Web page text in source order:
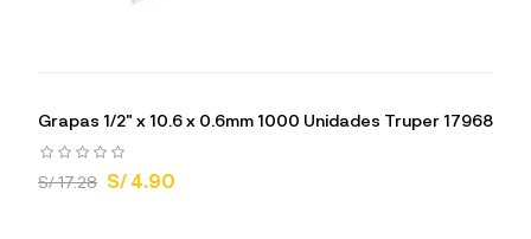
Grapas 1/2" x 10.6 x 0.6mm 1000 Unidades Truper 17968
S/ 17.28 S/ 4.90